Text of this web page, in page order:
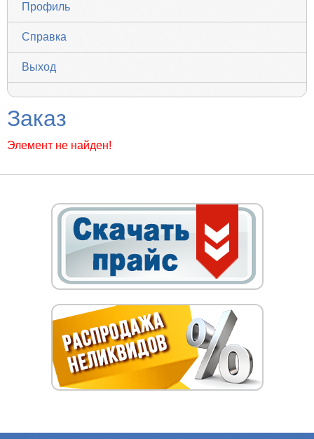
Профиль
Справка
Выход
Заказ
Элемент не найден!